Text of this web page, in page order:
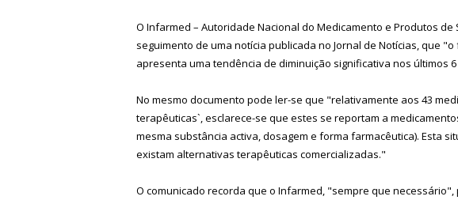
O Infarmed – Autoridade Nacional do Medicamento e Produtos
seguimento de uma notícia publicada no Jornal de Notícias, que
apresenta uma tendência de diminuição significativa nos últimos
No mesmo documento pode ler-se que "relativamente aos 43
terapêuticas`, esclarece-se que estes se reportam a
mesma substância activa, dosagem e forma farmacêutica). Esta
existam alternativas terapêuticas comercializadas."
O comunicado recorda que o Infarmed, "sempre que